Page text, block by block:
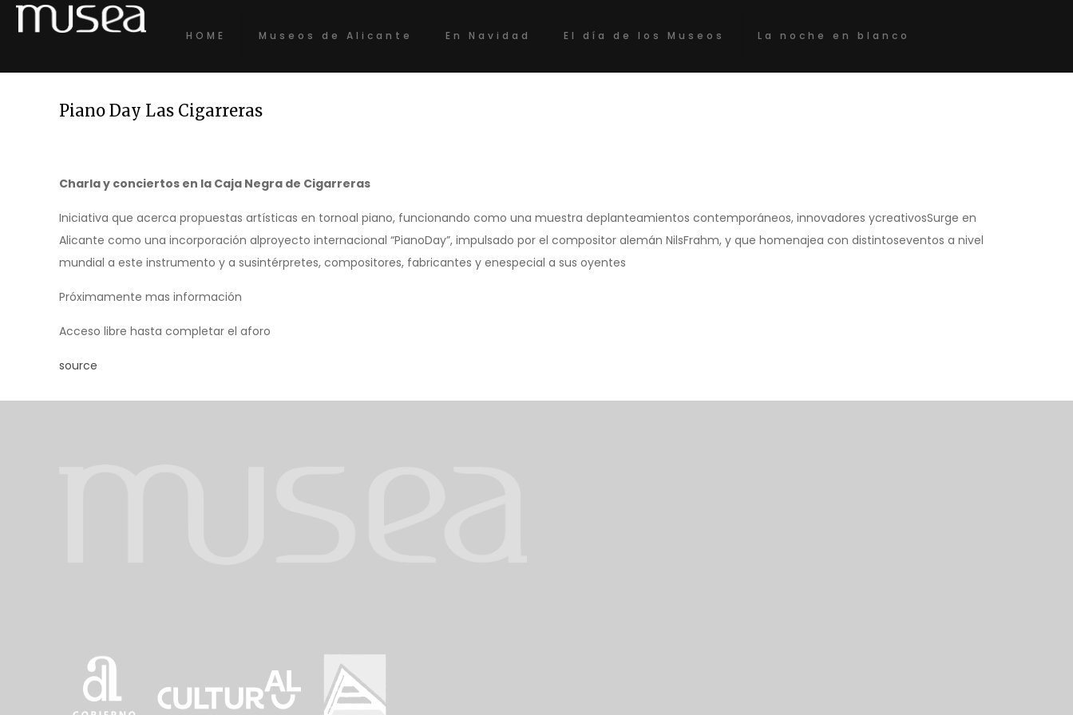
HOME Museos de Alicante En Navidad El día de los Museos La noche en blanco
Piano Day Las Cigarreras
Charla y conciertos en la Caja Negra de Cigarreras
Iniciativa que acerca propuestas artísticas en tornoal piano, funcionando como una muestra deplanteamientos contemporáneos, innovadores ycreativosSurge en
Alicante como una incorporación alproyecto internacional “PianoDay”, impulsado por el compositor alemán NilsFrahm, y que homenajea con distintoseventos a nivel
mundial a este instrumento y a susintérpretes, compositores, fabricantes y enespecial a sus oyentes
Próximamente mas información
Acceso libre hasta completar el aforo
source